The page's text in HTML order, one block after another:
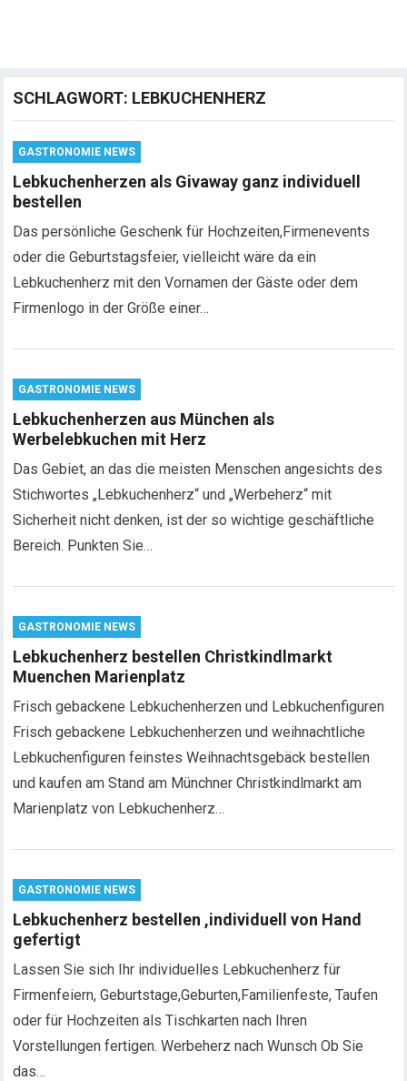
SCHLAGWORT: LEBKUCHENHERZ
GASTRONOMIE NEWS
Lebkuchenherzen als Givaway ganz individuell
bestellen
Das persönliche Geschenk für Hochzeiten,Firmenevents
oder die Geburtstagsfeier, vielleicht wäre da ein
Lebkuchenherz mit den Vornamen der Gäste oder dem
Firmenlogo in der Größe einer…
GASTRONOMIE NEWS
Lebkuchenherzen aus München als
Werbelebkuchen mit Herz
Das Gebiet, an das die meisten Menschen angesichts des
Stichwortes „Lebkuchenherz“ und „Werbeherz“ mit
Sicherheit nicht denken, ist der so wichtige geschäftliche
Bereich. Punkten Sie…
GASTRONOMIE NEWS
Lebkuchenherz bestellen Christkindlmarkt
Muenchen Marienplatz
Frisch gebackene Lebkuchenherzen und Lebkuchenfiguren
Frisch gebackene Lebkuchenherzen und weihnachtliche
Lebkuchenfiguren feinstes Weihnachtsgebäck bestellen
und kaufen am Stand am Münchner Christkindlmarkt am
Marienplatz von Lebkuchenherz…
GASTRONOMIE NEWS
Lebkuchenherz bestellen ,individuell von Hand
gefertigt
Lassen Sie sich Ihr individuelles Lebkuchenherz für
Firmenfeiern, Geburtstage,Geburten,Familienfeste, Taufen
oder für Hochzeiten als Tischkarten nach Ihren
Vorstellungen fertigen. Werbeherz nach Wunsch Ob Sie
das…